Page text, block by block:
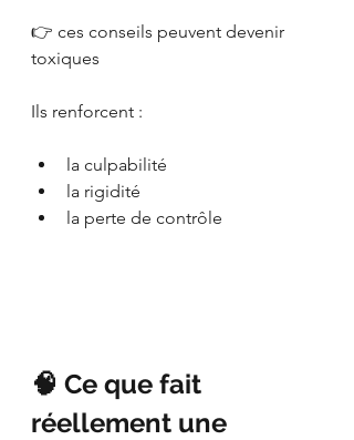
👉 ces conseils peuvent devenir
toxiques
Ils renforcent :
la culpabilité
la rigidité
la perte de contrôle
🧠 Ce que fait
réellement une